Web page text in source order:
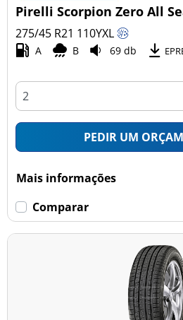
Pirelli Scorpion Zero All
275/45 R21 110YXL
A B 69 db
PEDIR UM
Mais informações
Comparar